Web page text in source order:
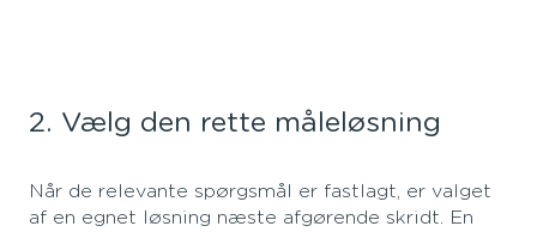
2. Vælg den rette måleløsning
Når de relevante spørgsmål er fastlagt, er valget
af en egnet løsning næste afgørende skridt. En